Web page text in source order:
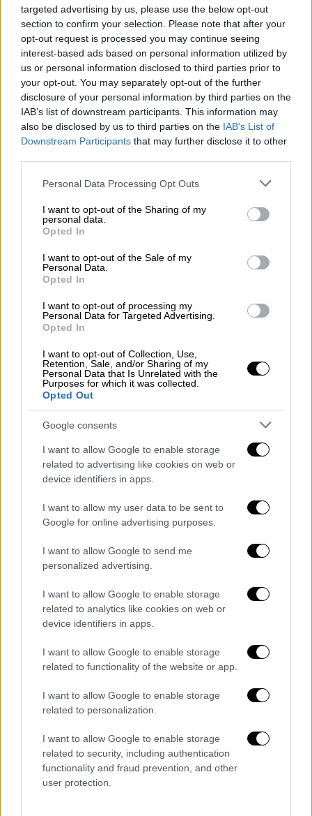
targeted advertising by us, please use the below opt-out
section to confirm your selection. Please note that after your
opt-out request is processed you may continue seeing
interest-based ads based on personal information utilized by
us or personal information disclosed to third parties prior to
your opt-out. You may separately opt-out of the further
disclosure of your personal information by third parties on the
IAB’s list of downstream participants. This information may
also be disclosed by us to third parties on the IAB’s List of
Downstream Participants that may further disclose it to other
Please note that this website/app uses one or more Google
not limited to your visit or usage behaviour. You may click to
grant or deny consent to Google and its third-party tags to
use your data for below specified purposes in below Google
consent section.
Personal Data Processing Opt Outs
I want to opt-out of the Sharing of my
personal data.
Opted In
I want to opt-out of the Sale of my
Personal Data.
Opted In
I want to opt-out of processing my
Personal Data for Targeted Advertising.
Opted In
I want to opt-out of Collection, Use,
Retention, Sale, and/or Sharing of my
Personal Data that Is Unrelated with the
Purposes for which it was collected.
Opted Out
Google consents
I want to allow Google to enable storage
related to advertising like cookies on web or
device identifiers in apps.
I want to allow my user data to be sent to
Google for online advertising purposes.
I want to allow Google to send me
personalized advertising.
I want to allow Google to enable storage
related to analytics like cookies on web or
device identifiers in apps.
I want to allow Google to enable storage
related to functionality of the website or app.
I want to allow Google to enable storage
related to personalization.
I want to allow Google to enable storage
related to security, including authentication
functionality and fraud prevention, and other
user protection.
Ελλάδα|24.06.2026 21:13
Καλύτερη η εικόνα της φωτιάς σε
εγκαταλελειμμένο ξενοδοχείο στο
Λουτράκι - Δίπλα σε σπίτια οι φλόγες
Έχουν απομακρυνθεί πολίτες από τις
διπλανές πολυκατοικίες
Κόσμος|20.06.2026 08:44
Μεγάλη φωτιά σε πολυτελές ξενοδοχείο
στη Δομινικανή Δημοκρατία: Μία νεκρή
- 1.700 άνθρωποι απομακρύνθηκαν
Η φωτιά εξαπλώθηκε γρήγορα - Μέρος της
οροφής ήταν από ψάθα